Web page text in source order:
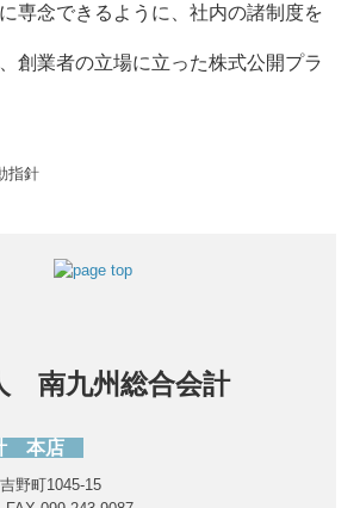
専念できるように、社内の諸制度を
創業者の立場に立った株式公開プラ
本店
野町1045-15